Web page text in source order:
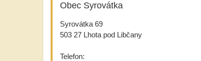
Obec Syrovátka
Syrovátka 69
503 27 Lhota pod Libčany
Telefon: